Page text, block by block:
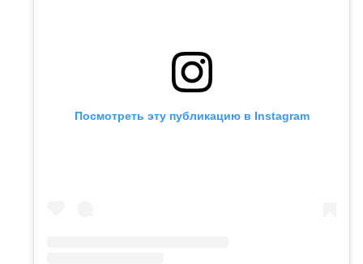
Посмотреть эту публикацию в Instagram